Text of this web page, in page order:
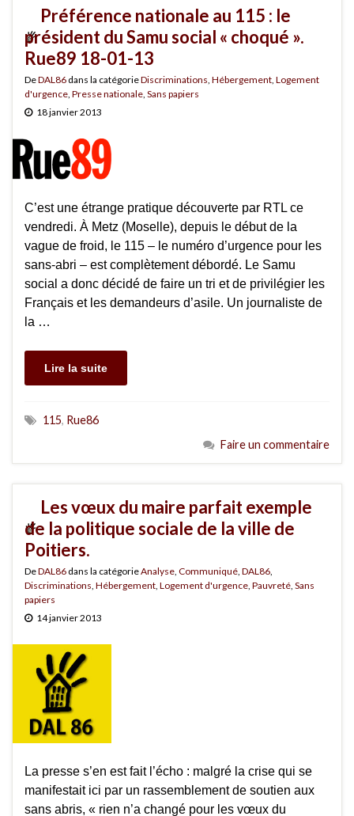
Préférence nationale au 115 : le
président du Samu social « choqué ».
Rue89 18-01-13
DeDAL86 dans la catégorieDiscriminations, Hébergement, Logement
d'urgence, Presse nationale, Sans papiers
18 janvier 2013
C’est une étrange pratique découverte par RTL ce
vendredi. À Metz (Moselle), depuis le début de la
vague de froid, le 115 – le numéro d’urgence pour les
sans-abri – est complètement débordé. Le Samu
social a donc décidé de faire un tri et de privilégier les
Français et les demandeurs d’asile. Un journaliste de
la …
Lire la suite
115, Rue86
Faire un commentaire
Les vœux du maire parfait exemple
de la politique sociale de la ville de
Poitiers.
DeDAL86 dans la catégorieAnalyse Communiqué DAL86
Discriminations Hébergement Logement d'urgence Pauvreté Sans
papiers
14 janvier 2013
La presse s’en est fait l’écho : malgré la crise qui se
manifestait ici par un rassemblement de soutien aux
sans abris, « rien n’a changé pour les vœux du